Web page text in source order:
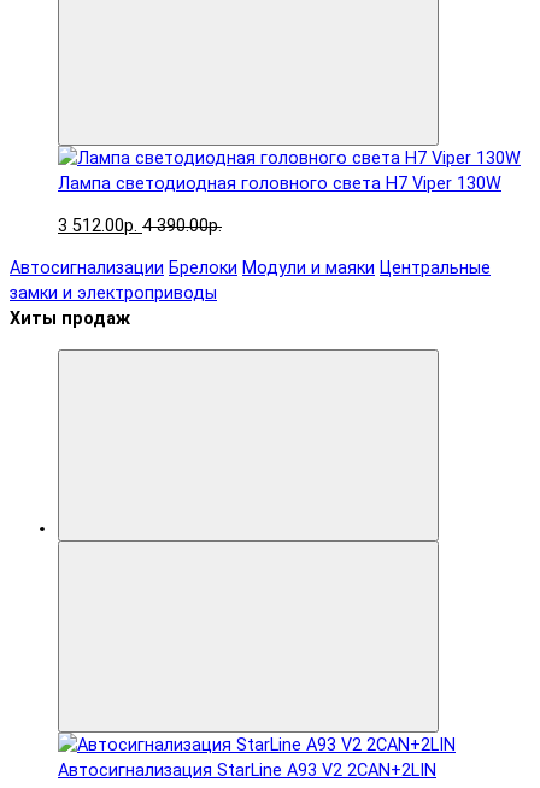
Лампа светодиодная головного света H7 Viper 130W
3 512.00р. 4 390.00р.
Автосигнализации Брелоки Модули и маяки Центральные
замки и электроприводы
Хиты продаж
Автосигнализация StarLine A93 V2 2CAN+2LIN